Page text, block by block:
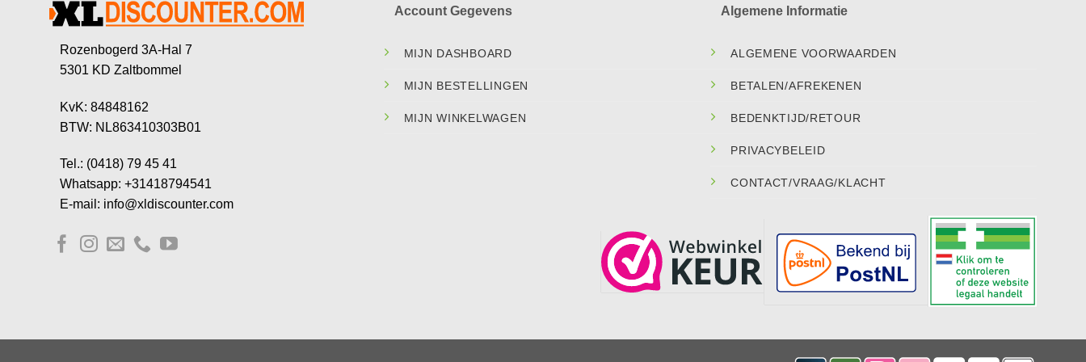
Rozenbogerd 3A-Hal 7
5301 KD Zaltbommel
KvK: 84848162
BTW: NL863410303B01
Tel.: (0418) 79 45 41
Whatsapp: +31418794541
E-mail: info@xldiscounter.com
Account Gegevens
MIJN DASHBOARD
MIJN BESTELLINGEN
MIJN WINKELWAGEN
Algemene Informatie
ALGEMENE VOORWAARDEN
BETALEN/AFREKENEN
BEDENKTIJD/RETOUR
PRIVACYBELEID
CONTACT/VRAAG/KLACHT